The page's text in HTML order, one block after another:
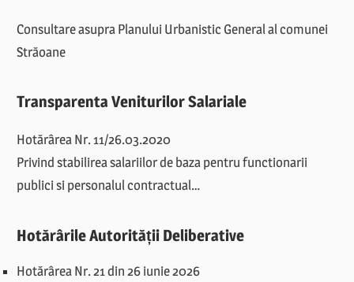
Consultare asupra Planului Urbanistic General al comunei
Străoane
Transparenta Veniturilor Salariale
Hotărârea Nr. 11/26.03.2020
Privind stabilirea salariilor de baza pentru functionarii
publici si personalul contractual…
Hotărârile Autorității Deliberative
Hotărârea Nr. 21 din 26 iunie 2026